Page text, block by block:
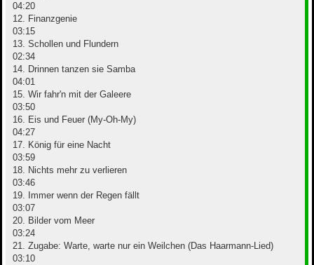
04:20
12. Finanzgenie
03:15
13. Schollen und Flundern
02:34
14. Drinnen tanzen sie Samba
04:01
15. Wir fahr'n mit der Galeere
03:50
16. Eis und Feuer (My-Oh-My)
04:27
17. König für eine Nacht
03:59
18. Nichts mehr zu verlieren
03:46
19. Immer wenn der Regen fällt
03:07
20. Bilder vom Meer
03:24
21. Zugabe: Warte, warte nur ein Weilchen (Das Haarmann-Lied)
03:10